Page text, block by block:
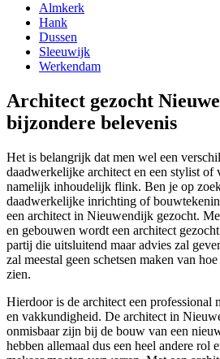
Almkerk
Hank
Dussen
Sleeuwijk
Werkendam
Architect gezocht
bijzondere belevenis
Het is belangrijk dat men wel een
daadwerkelijke architect en een stylist of
namelijk inhoudelijk flink. Ben je op
daadwerkelijke inrichting of
een architect in Nieuwendijk gezocht.
en gebouwen wordt een architect
partij die uitsluitend maar advies zal
zal meestal geen schetsen maken van
zien.
Hierdoor is de architect een professional
en vakkundigheid. De architect in
onmisbaar zijn bij de bouw van een
hebben allemaal dus een heel andere rol